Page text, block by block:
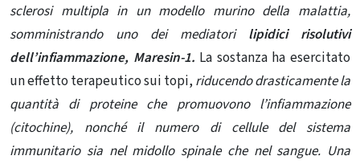
sclerosi multipla in un modello murino della malattia,
somministrando uno dei mediatori lipidici risolutivi
dell’infiammazione, Maresin-1. La sostanza ha esercitato
un effetto terapeutico sui topi, riducendo drasticamente la
quantità di proteine ​​che promuovono l’infiammazione
(citochine), nonché il numero di cellule del sistema
immunitario sia nel midollo spinale che nel sangue. Una